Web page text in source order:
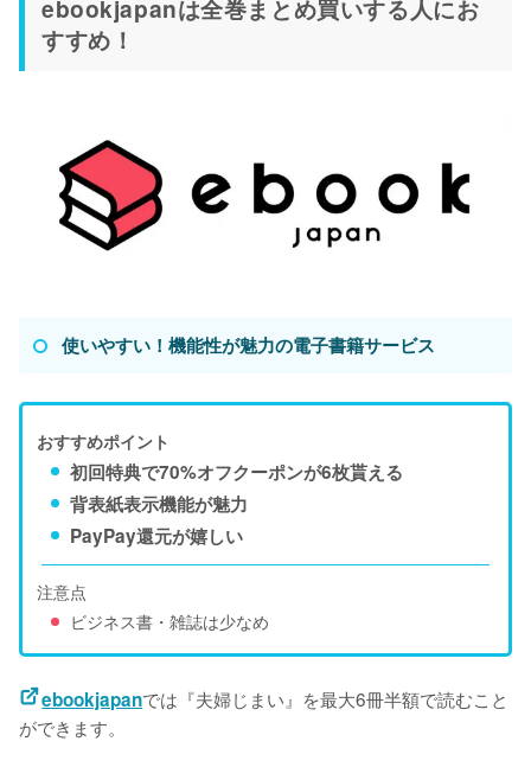
ebookjapanは全巻まとめ買いする人にお
すすめ！
使いやすい！機能性が魅力の電子書籍サービス
おすすめポイント
初回特典で70%オフクーポンが6枚貰える
背表紙表示機能が魅力
PayPay還元が嬉しい
注意点
ビジネス書・雑誌は少なめ
ebookjapanでは『夫婦じまい』を最大6冊半額で読むこと
ができます。